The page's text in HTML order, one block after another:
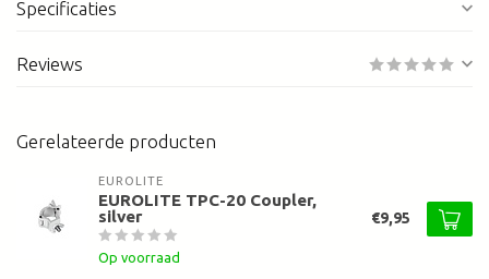
Specificaties
Reviews
Gerelateerde producten
EUROLITE
EUROLITE TPC-20 Coupler,
silver
Op voorraad
€9,95